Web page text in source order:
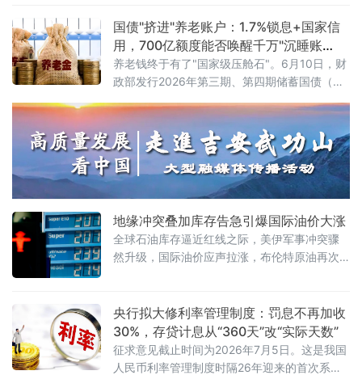
近13%研发投入强度，七年稳居A股之首如果说创新是引擎，资本便
是燃料。科创板连续七年保持近13%的研发投入强度，远超全社会
研发经
国债"挤进"养老账户：1.7%锁息+国家信
用，700亿额度能否唤醒千万"沉睡账
户"？
养老钱终于有了"国家级压舱石"。6月10日，财
政部发行2026年第三期、第四期储蓄国债（电
的是，这两期国债首次设置了个人养老金专属
额度，面向个人养老金账户投资者定向发售。
这意味着，自2026年6月起，全国超7200万个
人养老金开户人，终于可以用"养老钱"买国债
了。首批产品亮相：3年期1.63%，5年期1.7%
地缘冲突叠加库存告急引爆国际油价大涨
全球石油库存逼近红线之际，美伊军事冲突骤
然升级，国际油价应声拉涨，布伦特原油再次
需基本面，成为主导价格的核心变量。6月10
日，国际原油市场经历了一场“双重驱动”的剧烈
波动。当日早盘，受美军对伊朗发动新一轮空
袭消息影响，WTI原油期货价格上涨1.63%，布
央行拟大修利率管理制度：罚息不再加收
30%，存贷计息从“360天”改“实际天数”
征求意见截止时间为2026年7月5日。这是我国
人民币利率管理制度时隔26年迎来的首次系统